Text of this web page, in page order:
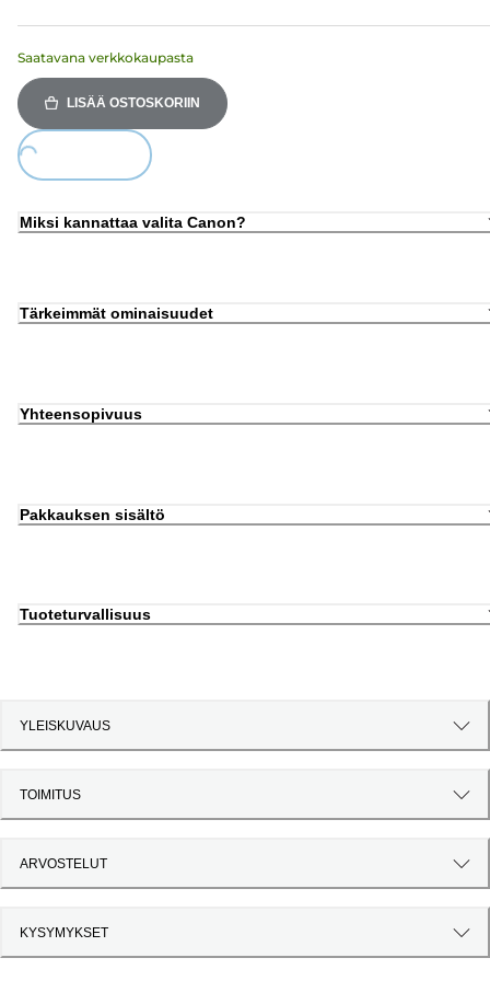
Saatavana verkkokaupasta
LISÄÄ OSTOSKORIIN
Loading...
Miksi kannattaa valita Canon?
Tärkeimmät ominaisuudet
Yhteensopivuus
Pakkauksen sisältö
Tuoteturvallisuus
YLEISKUVAUS
TOIMITUS
ARVOSTELUT
KYSYMYKSET